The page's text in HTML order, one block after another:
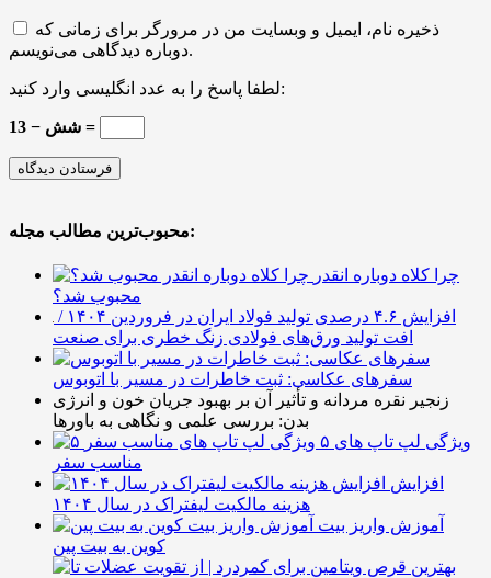
ذخیره نام، ایمیل و وبسایت من در مرورگر برای زمانی که
دوباره دیدگاهی می‌نویسم.
لطفا پاسخ را به عدد انگلیسی وارد کنید:
13 − شش =
محبوب‌ترین مطالب مجله:
چرا کلاه دوباره انقدر
محبوب شد؟
افزایش ۴.۶ درصدی تولید فولاد ایران در فروردین ۱۴۰۴ /
افت تولید ورق‌های فولادی زنگ خطری برای صنعت
سفرهای عکاسی: ثبت خاطرات در مسیر با اتوبوس
زنجیر نقره مردانه و تأثیر آن بر بهبود جریان خون و انرژی
بدن: بررسی علمی و نگاهی به باورها
۵ ویژگی لپ تاپ های
مناسب سفر
افزایش
هزینه مالکیت لیفتراک در سال ۱۴۰۴
آموزش واریز بیت
کوین به بیت پین